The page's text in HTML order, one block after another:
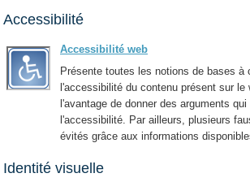
Accessibilité
Accessibilité web
Présente toutes les notions de bases à
l'accessibilité du contenu présent sur le
l'avantage de donner des arguments
l'accessibilité. Par ailleurs, plusieurs
évités grâce aux informations
Identité visuelle